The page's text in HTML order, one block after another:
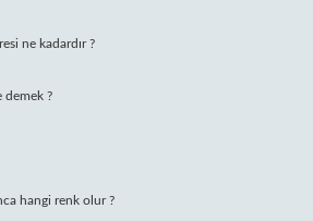
ne kadardır ?
demek ?
hangi renk olur ?